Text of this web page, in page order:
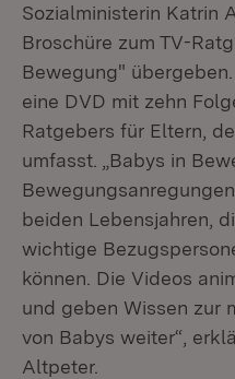
Sozialministerin Katrin
Broschüre zum TV-
Bewegung"
eine DVD mit zehn
Ratgebers für Eltern,
umfasst. „Babys in
beiden Lebensjahren,
wichtige
können. Die Videos
und geben Wissen zur
von Babys weiter“,
Altpeter.